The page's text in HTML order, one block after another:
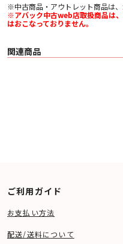
※中古商品・アウトレット商品は
※アバック中古web店取扱商品は
はおこなっておりません。
関連商品
ご利用ガイド
お支払い方法
配送/送料について